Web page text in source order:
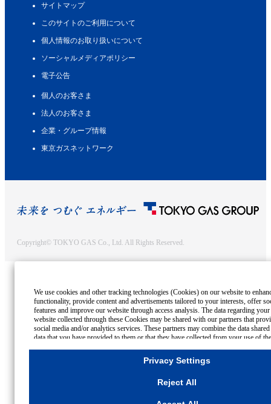
サイトマップ
このサイトのご利用について
個人情報のお取り扱いについて
ソーシャルメディアポリシー
電子公告
個人のお客さま
法人のお客さま
企業・グループ情報
東京ガスネットワーク
Copyright© TOKYO GAS Co., Ltd. All Rights Reserved.
We use cookies and other tracking technologies (Cookies) on our website to
functionality, provide content and advertisements tailored to your interests, offer
features and improve our website through access analysis. The data regarding
website collected through these Cookies may be shared with our partners that
social media and/or analytics services. These partners may combine the data
data that you have provided to them or that they have collected from your use of
please click "Reject All". If you agree to the use of all Cookies, please click
consent or rejection settings at any time by clicking the"Privacy Settings"
For more information regarding the processing of personal information including
Privacy Settings
Reject All